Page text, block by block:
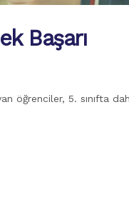
Başarı
öğrenciler, 5. sınıfta